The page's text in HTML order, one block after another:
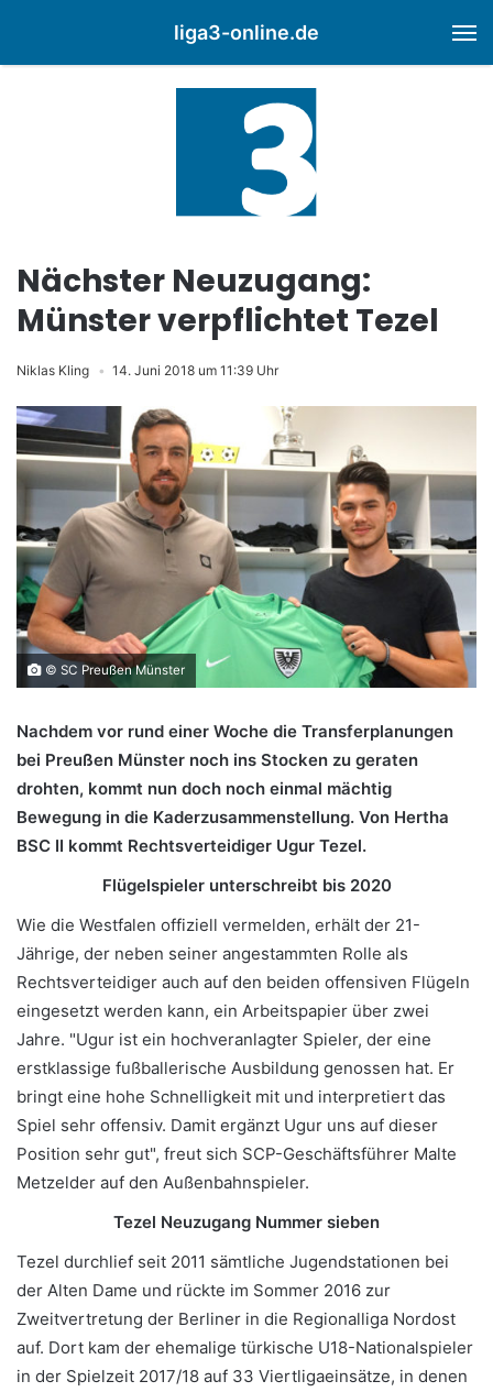
liga3-online.de
Nächster Neuzugang:
Münster verpflichtet Tezel
Niklas Kling 14. Juni 2018 um 11:39 Uhr
© SC Preußen Münster
Nachdem vor rund einer Woche die Transferplanungen
bei Preußen Münster noch ins Stocken zu geraten
drohten, kommt nun doch noch einmal mächtig
Bewegung in die Kaderzusammenstellung. Von Hertha
BSC II kommt Rechtsverteidiger Ugur Tezel.
Flügelspieler unterschreibt bis 2020
Wie die Westfalen offiziell vermelden, erhält der 21-
Jährige, der neben seiner angestammten Rolle als
Rechtsverteidiger auch auf den beiden offensiven Flügeln
eingesetzt werden kann, ein Arbeitspapier über zwei
Jahre. "Ugur ist ein hochveranlagter Spieler, der eine
erstklassige fußballerische Ausbildung genossen hat. Er
bringt eine hohe Schnelligkeit mit und interpretiert das
Spiel sehr offensiv. Damit ergänzt Ugur uns auf dieser
Position sehr gut", freut sich SCP-Geschäftsführer Malte
Metzelder auf den Außenbahnspieler.
Tezel Neuzugang Nummer sieben
Tezel durchlief seit 2011 sämtliche Jugendstationen bei
der Alten Dame und rückte im Sommer 2016 zur
Zweitvertretung der Berliner in die Regionalliga Nordost
auf. Dort kam der ehemalige türkische U18-Nationalspieler
in der Spielzeit 2017/18 auf 33 Viertligaeinsätze, in denen